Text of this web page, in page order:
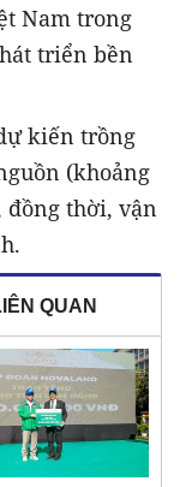
Nam trong
triển bền
kiến trồng
(khoảng
đồng thời, vận
QUAN